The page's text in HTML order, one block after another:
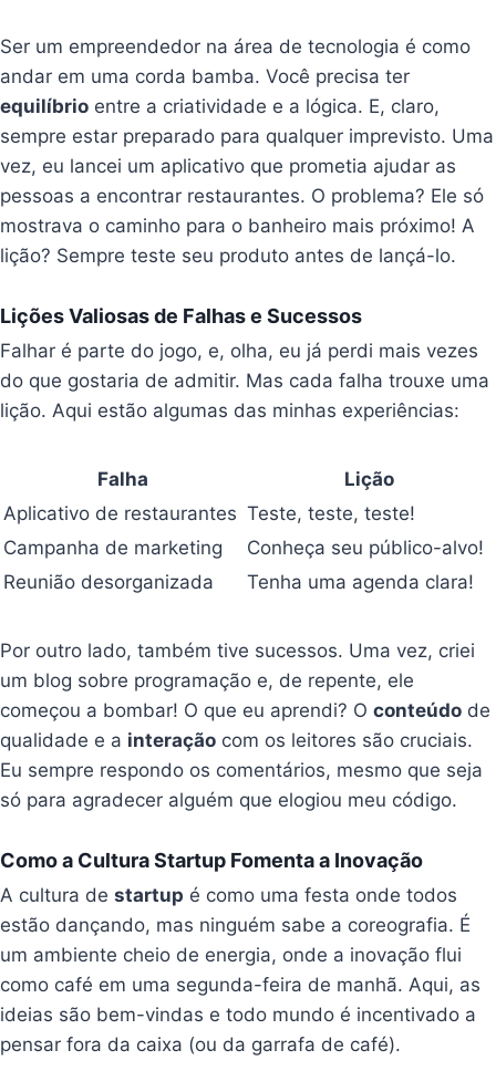
Ser um empreendedor na área de tecnologia é como
andar em uma corda bamba. Você precisa ter
equilíbrio entre a criatividade e a lógica. E, claro,
sempre estar preparado para qualquer imprevisto. Uma
vez, eu lancei um aplicativo que prometia ajudar as
pessoas a encontrar restaurantes. O problema? Ele só
mostrava o caminho para o banheiro mais próximo! A
lição? Sempre teste seu produto antes de lançá-lo.
Lições Valiosas de Falhas e Sucessos
Falhar é parte do jogo, e, olha, eu já perdi mais vezes
do que gostaria de admitir. Mas cada falha trouxe uma
lição. Aqui estão algumas das minhas experiências:
Falha
Lição
Aplicativo de restaurantes Teste, teste, teste!
Campanha de marketing
Conheça seu público-alvo!
Reunião desorganizada
Tenha uma agenda clara!
Por outro lado, também tive sucessos. Uma vez, criei
um blog sobre programação e, de repente, ele
começou a bombar! O que eu aprendi? Oconteúdo de
qualidade e a interação com os leitores são cruciais.
Eu sempre respondo os comentários, mesmo que seja
só para agradecer alguém que elogiou meu código.
Como a Cultura Startup Fomenta a Inovação
A cultura destartup é como uma festa onde todos
estão dançando, mas ninguém sabe a coreografia. É
um ambiente cheio de energia, onde a inovação flui
como café em uma segunda-feira de manhã. Aqui, as
ideias são bem-vindas e todo mundo é incentivado a
pensar fora da caixa (ou da garrafa de café).